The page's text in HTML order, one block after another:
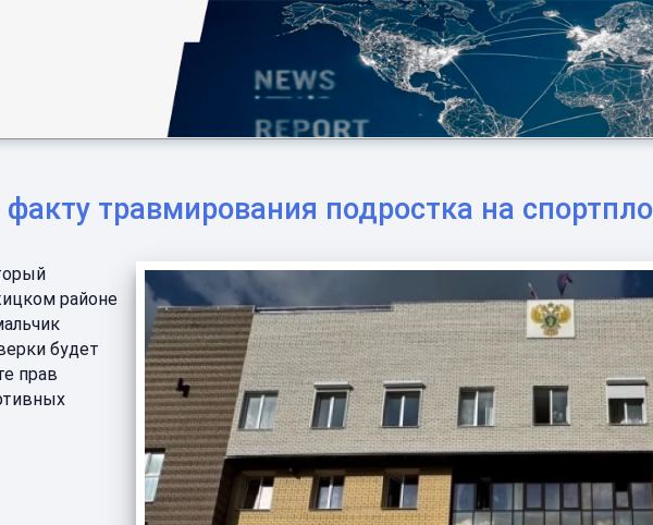
травмирования подростка на
районе
будет
прав